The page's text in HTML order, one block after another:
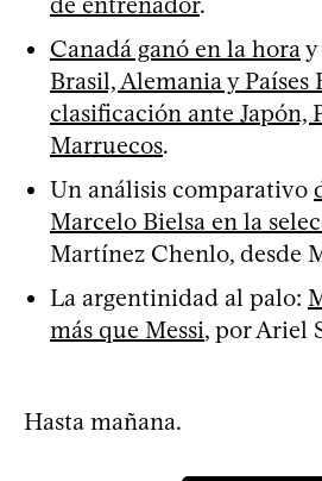
Canadá ganó en la horay
Brasil, Alemania y Países
clasificación ante Japón,
Marruecos.
Un análisis comparativo
Marcelo Bielsa en la
Martínez Chenlo, desde
La argentinidad al palo:
más que Messi, por Ariel
Hasta mañana.